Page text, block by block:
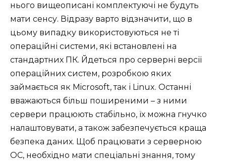
нього вищеописані комплектуючі не будуть
мати сенсу. Відразу варто відзначити, що в
цьому випадку використовуються не ті
операційні системи, які встановлені на
стандартних ПК. Йдеться про серверні версії
операційних систем, розробкою яких
займається як Microsoft, так і Linux. Останні
вважаються більш поширеними – з ними
сервери працюють стабільно, їх можна гнучко
налаштовувати, а також забезпечується краща
безпека даних. Щоб працювати з серверною
ОС, необхідно мати спеціальні знання, тому